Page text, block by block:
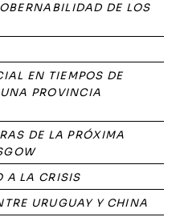
DE LOS
EN TIEMPOS DE
PROVINCIA
DE LA PRÓXIMA
A LA CRISIS
URUGUAY Y CHINA